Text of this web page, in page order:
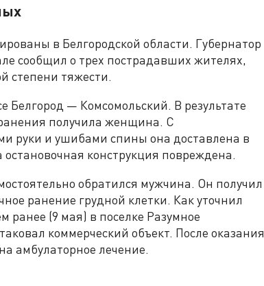
в Белгородской области. Губернатор
сообщил о трех пострадавших жителях,
степени тяжести.
— Комсомольский. В результате
получила женщина. С
руки и ушибами спины она доставлена в
конструкция повреждена.
обратился мужчина. Он получил
ранение грудной клетки. Как уточнил
ранее (9 мая) в поселке Разумное
коммерческий объект. После оказания
амбулаторное лечение.